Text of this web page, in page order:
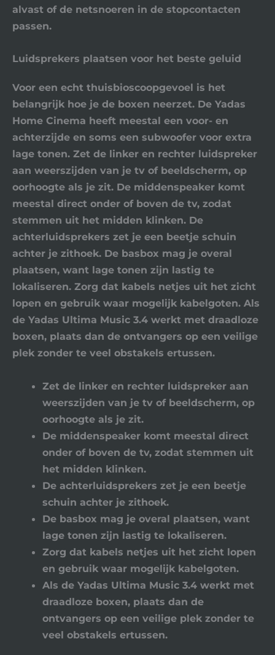
alvast of de netsnoeren in de stopcontacten
passen.
Luidsprekers plaatsen voor het beste geluid
Voor een echt thuisbioscoopgevoel is het
belangrijk hoe je de boxen neerzet. De Yadas
Home Cinema heeft meestal een voor- en
achterzijde en soms een subwoofer voor extra
lage tonen. Zet de linker en rechter luidspreker
aan weerszijden van je tv of beeldscherm, op
oorhoogte als je zit. De middenspeaker komt
meestal direct onder of boven de tv, zodat
stemmen uit het midden klinken. De
achterluidsprekers zet je een beetje schuin
achter je zithoek. De basbox mag je overal
plaatsen, want lage tonen zijn lastig te
lokaliseren. Zorg dat kabels netjes uit het zicht
lopen en gebruik waar mogelijk kabelgoten. Als
de Yadas Ultima Music 3.4 werkt met draadloze
boxen, plaats dan de ontvangers op een veilige
plek zonder te veel obstakels ertussen.
Zet de linker en rechter luidspreker aan
weerszijden van je tv of beeldscherm, op
oorhoogte als je zit.
De middenspeaker komt meestal direct
onder of boven de tv, zodat stemmen uit
het midden klinken.
De achterluidsprekers zet je een beetje
schuin achter je zithoek.
De basbox mag je overal plaatsen, want
lage tonen zijn lastig te lokaliseren.
Zorg dat kabels netjes uit het zicht lopen
en gebruik waar mogelijk kabelgoten.
Als de Yadas Ultima Music 3.4 werkt met
draadloze boxen, plaats dan de
ontvangers op een veilige plek zonder te
veel obstakels ertussen.